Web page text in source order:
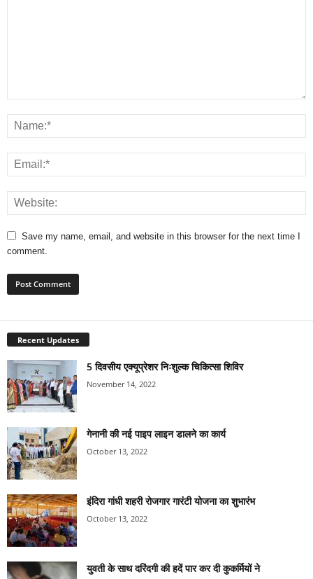
Save my name, email, and website in this browser for the next time I
comment.
Recent Updates
5 दिवसीय एक्यूप्रेशर निःशुल्क चिकित्सा शिविर
November 14, 2022
गेनानी की नई पाइप लाइन डालने का कार्य
October 13, 2022
इंदिरा गांधी शहरी रोजगार गारंटी योजना का शुभारंभ
October 13, 2022
युवती के साथ दरिंदगी की हदें पार कर दी कुकर्मियों ने